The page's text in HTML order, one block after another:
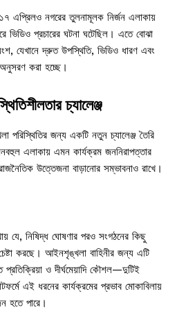
এপ্রিলও নগরের তুলনামূলক নির্জন এলাকায়
ভিডিও প্রচারের ঘটনা ঘটেছিল। এতে বোঝা
যেখানে দ্রুত উপস্থিতি, ভিডিও ধারণ এবং
করা হচ্ছে।
চ্যালেঞ্জ
পরিস্থিতির জন্য একটি নতুন চ্যালেঞ্জ তৈরি
এলাকায় এমন কার্যক্রম জননিরাপত্তার
উত্তেজনা বাড়ানোর সম্ভাবনাও রাখে।
যে, নিষিদ্ধ ঘোষণার পরও সংগঠনের কিছু
করছে। আইনশৃঙ্খলা বাহিনীর জন্য এটি
ও দীর্ঘমেয়াদি কৌশল—দুটিই
এই ধরনের কার্যক্রমের প্রভাব মোকাবিলায়
হতে পারে।